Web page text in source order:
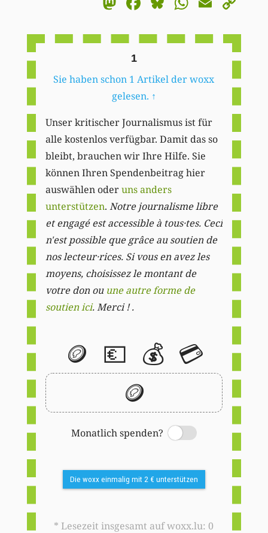
1
Sie haben schon 1 Artikel der woxx
gelesen. ↑
Unser kritischer Journalismus ist für
alle kostenlos verfügbar. Damit das so
bleibt, brauchen wir Ihre Hilfe. Sie
können Ihren Spendenbeitrag hier
auswählen oderuns anders
unterstützen. Notre journalisme libre
et engagé est accessible à tous·tes. Ceci
n'est possible que grâce au soutien de
nos lecteur·rices. Si vous en avez les
moyens, choisissez le montant de
votre don ou une autre forme de
soutien ici. Merci ! .
🪙 💶 💰 💳
🪙
Monatlich spenden?
Switch
Die woxx einmalig mit 2 € unterstützen
* Lesezeit insgesamt auf woxx.lu: 0